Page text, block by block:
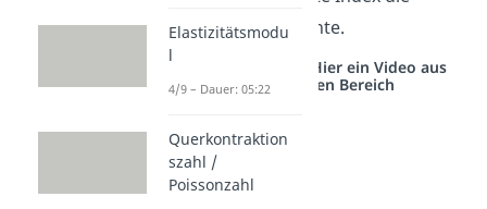
Richtungskomponente.
Studyflix vernetzt: Hier ein Video aus
einem anderen Bereich
Elastizitätsmodu
l
4/9 – Dauer: 05:22
Querkontraktion
szahl /
Poissonzahl